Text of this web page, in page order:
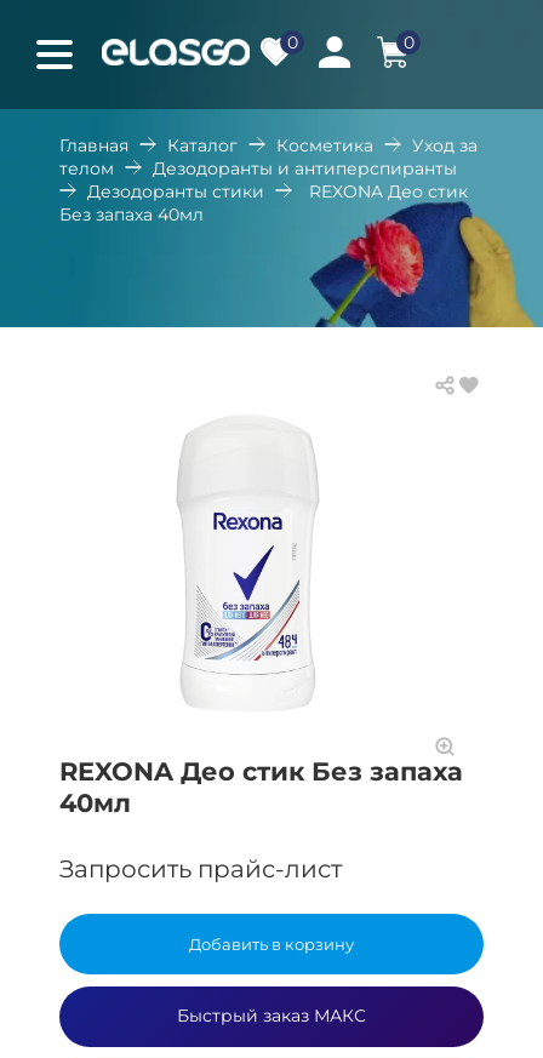
0 0
Главная Каталог Косметика
Уход за
телом
Дезодоранты и антиперспиранты
Дезодоранты стики
REXONA Део стик
Без запаха 40мл
REXONA Део стик Без запаха
40мл
Запросить прайс-лист
Добавить в корзину
Быстрый заказ МАКС